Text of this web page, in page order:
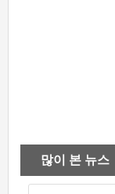
많이 본 뉴스